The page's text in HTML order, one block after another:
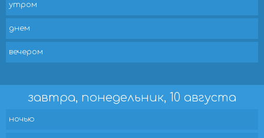
утром
днем
вечером
завтра, понедельник, 10 августа
ночью